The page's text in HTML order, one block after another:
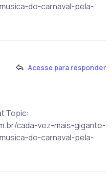
do-carnaval-pela-
Acesse para responder
Topic:
cada-vez-mais-gigante-
do-carnaval-pela-